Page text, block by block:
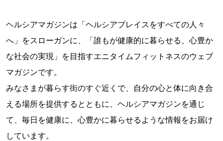
ヘルシアマガジンは「ヘルシアプレイスをすべての人々
へ」をスローガンに、「誰もが健康的に暮らせる、心豊か
な社会の実現」を目指すエニタイムフィットネスのウェブ
マガジンです。
みなさまが暮らす街のすぐ近くで、自分の心と体に向き合
える場所を提供するとともに、ヘルシアマガジンを通じ
て、毎日を健康に、心豊かに暮らせるような情報をお届け
しています。